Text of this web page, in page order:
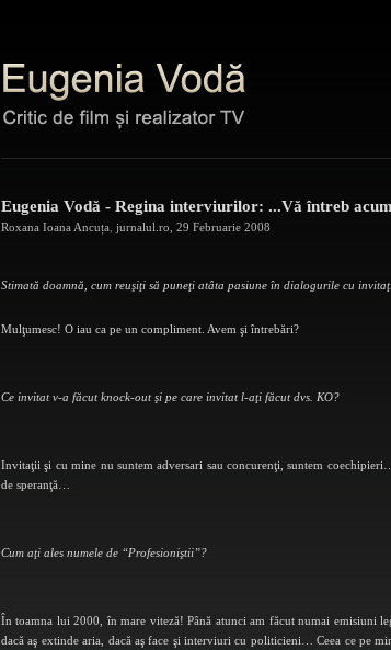
Eugenia Vodă - Regina interviurilor: ...Vă întreb
Roxana Ioana Ancuța jurnalul.ro 29 Februarie 2008
Stimată doamnă, cum reuşiţi să puneţi atâta pasiune în dialogurile cu
Mulţumesc! O iau ca pe un compliment. Avem şi întrebări?
Ce invitat v-a făcut knock-out şi pe care invitat l-aţi făcut dvs. KO?
Invitaţii şi cu mine nu suntem adversari sau concurenţi, suntem
de spe­ranţă…
Cum aţi ales numele de “Profesioniştii”?
În toamna lui 2000, în mare viteză! Până atunci am făcut numai emisiuni
dacă aş extinde aria, dacă aş face şi interviuri cu politicieni… Ceea ce pe